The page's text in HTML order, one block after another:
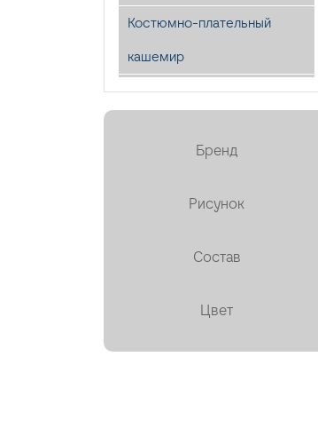
Костюмно-плательный
кашемир
Кружево
Мех искусственный
Бренд
Рисунок
Состав
Цвет